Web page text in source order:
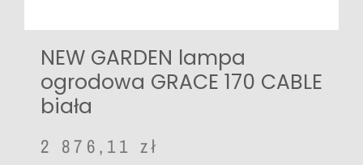
NEW GARDEN lampa
ogrodowa GRACE 170 CABLE
biała
2 876,11 zł